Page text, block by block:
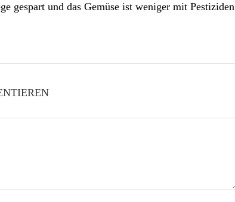
gespart und das Gemüse ist weniger mit Pestiziden